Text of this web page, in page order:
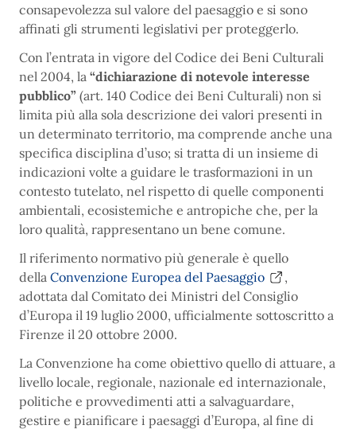
consapevolezza sul valore del paesaggio e si sono
affinati gli strumenti legislativi per proteggerlo.
Con l’entrata in vigore del Codice dei Beni Culturali
nel 2004, la “dichiarazione di notevole interesse
pubblico” (art. 140 Codice dei Beni Culturali) non si
limita più alla sola descrizione dei valori presenti in
un determinato territorio, ma comprende anche una
specifica disciplina d’uso; si tratta di un insieme di
indicazioni volte a guidare le trasformazioni in un
contesto tutelato, nel rispetto di quelle componenti
ambientali, ecosistemiche e antropiche che, per la
loro qualità, rappresentano un bene comune.
Il riferimento normativo più generale è quello
della Convenzione Europea del Paesaggio
,
adottata dal Comitato dei Ministri del Consiglio
d’Europa il 19 luglio 2000, ufficialmente sottoscritto a
Firenze il 20 ottobre 2000.
La Convenzione ha come obiettivo quello di attuare, a
livello locale, regionale, nazionale ed internazionale,
politiche e provvedimenti atti a salvaguardare,
gestire e pianificare i paesaggi d’Europa, al fine di